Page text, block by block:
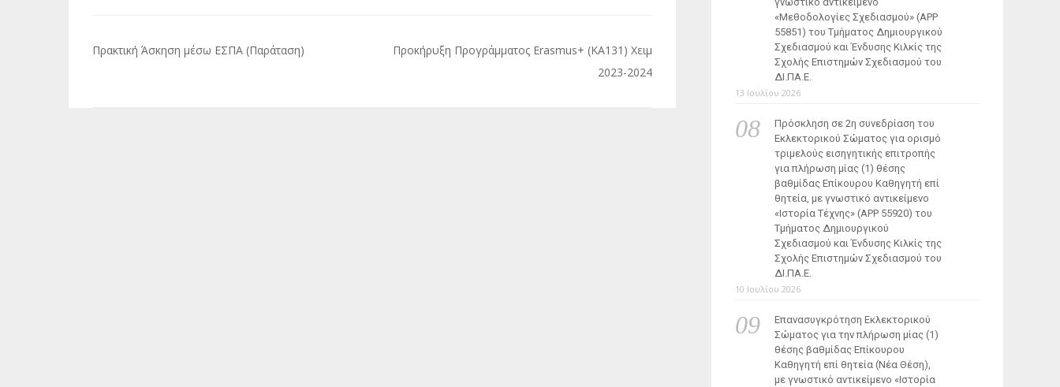
Πλοήγηση
Πρακτική Άσκηση μέσω ΕΣΠΑ (Παράταση)
Προκήρυξη Προγράμματος Erasmus+ (KA131) Χειμ
2023-2024
«Μεθοδολογίες Σχεδιασμού» (ΑΡΡ
55851) του Τμήματος Δημιουργικού
Σχεδιασμού και Ένδυσης Κιλκίς της
Σχολής Επιστημών Σχεδιασμού του
ΔΙ.ΠΑ.Ε.
13 Ιουλίου 2026
Πρόσκληση σε 2η συνεδρίαση του
Εκλεκτορικού Σώματος για ορισμό
τριμελούς εισηγητικής επιτροπής
για πλήρωση μίας (1) θέσης
βαθμίδας Επίκουρου Καθηγητή επί
θητεία, με γνωστικό αντικείμενο
«Ιστορία Τέχνης» (ΑΡΡ 55920) του
Τμήματος Δημιουργικού
Σχεδιασμού και Ένδυσης Κιλκίς της
Σχολής Επιστημών Σχεδιασμού του
ΔΙ.ΠΑ.Ε.
10 Ιουλίου 2026
Επανασυγκρότηση Εκλεκτορικού
Σώματος για την πλήρωση μίας (1)
θέσης βαθμίδας Επίκουρου
Καθηγητή επί θητεία (Νέα Θέση),
με γνωστικό αντικείμενο «Ιστορία